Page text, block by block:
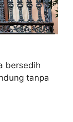
bersedih
tanpa